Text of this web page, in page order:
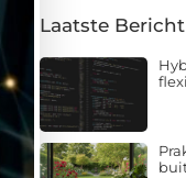
Laatste Bericht